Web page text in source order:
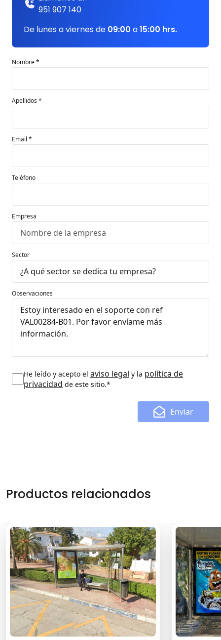
951 907 140
De lunes a viernes de 09:00 a15:00 hrs.
Nombre *
Apellidos *
Email *
Teléfono
Empresa
Sector
Observaciones
He leído y acepto el aviso legal y la política de
privacidad de este sitio.*
Enviar
Productos relacionados